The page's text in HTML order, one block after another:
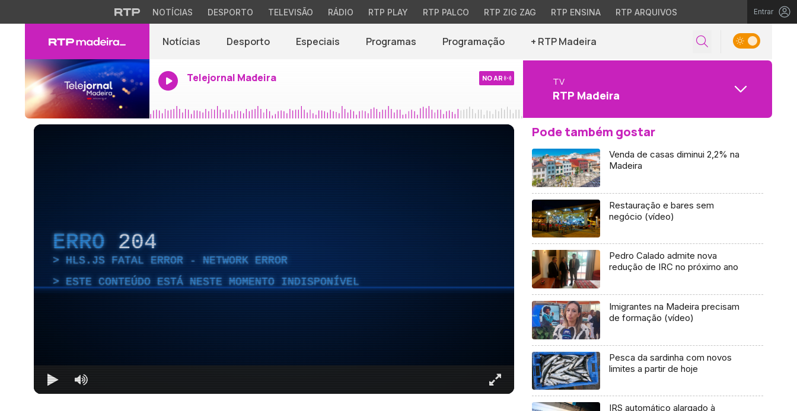
NOTÍCIAS DESPORTO TELEVISÃO RÁDIO RTP PLAY RTP PALCO RTP ZIG ZAG RTP ENSINA RTP ARQUIVOS Entrar
Notícias Desporto Especiais Programas Programação + RTP Madeira
Telejornal Madeira NO AR TV
RTP Madeira
ERRO 204
HLS.JS FATAL ERROR - NETWORK ERROR
ESTE CONTEÚDO ESTÁ NESTE MOMENTO INDISPONÍVEL
Pode também gostar
Venda de casas diminui 2,2% na
Madeira
Restauração e bares sem
negócio (vídeo)
Pedro Calado admite nova
redução de IRC no próximo ano
Imigrantes na Madeira precisam
de formação (vídeo)
Pesca da sardinha com novos
limites a partir de hoje
IRS automático alargado à